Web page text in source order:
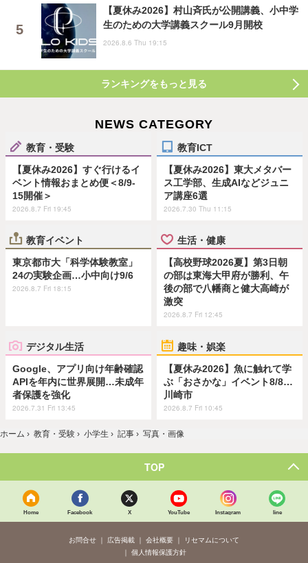
【夏休み2026】村山斉氏が公開講義、小中学
生のための大学講義スクール9月開校
2026.8.6 Thu 19:15
ランキングをもっと見る
NEWS CATEGORY
教育・受験
【夏休み2026】すぐ行けるイ
ベント情報おまとめ便＜8/9-
15開催＞
2026.8.7 Fri 19:45
教育ICT
【夏休み2026】東大メタバー
ス工学部、生成AIなどジュニ
ア講座6選
2026.7.30 Thu 11:15
教育イベント
東京都市大「科学体験教室」
24の実験企画…小中向け9/6
2026.8.7 Fri 18:15
生活・健康
【高校野球2026夏】第3日朝
の部は東海大甲府が勝利、午
後の部で八幡商と健大高崎が
激突
2026.8.7 Fri 12:45
デジタル生活
Google、アプリ向け年齢確認
APIを年内に世界展開…未成年
者保護を強化
2026.7.31 Fri 13:45
趣味・娯楽
【夏休み2026】魚に触れて学
ぶ「おさかな」イベント8/8…
川崎市
2026.8.7 Fri 10:45
ホーム › 教育・受験 › 小学生 › 記事 › 写真・画像
TOP
Home Facebook X YouTube Instagram line
お問合せ 広告掲載 会社概要
リセマムについて
個人情報保護方針